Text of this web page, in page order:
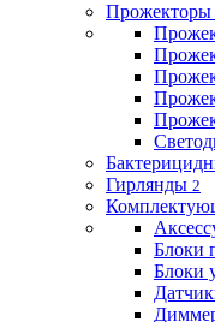
Прожекторы
Гирлянды 2
Блоки
Блоки